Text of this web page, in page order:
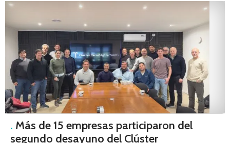
. Más de 15 empresas participaron del
segundo desayuno del Clúster